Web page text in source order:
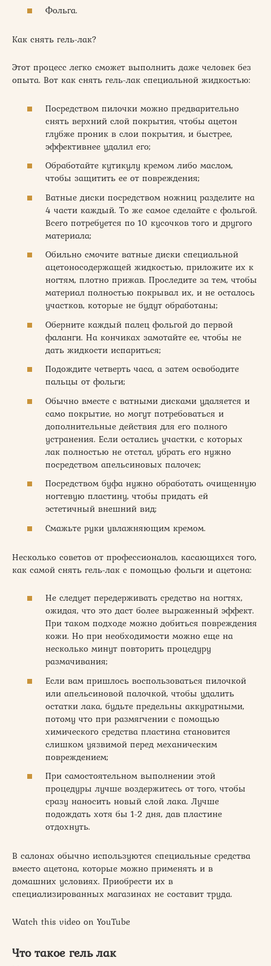
Фольга.
Как снять гель-лак?
Этот процесс легко сможет выполнить даже человек без
опыта. Вот как снять гель-лак специальной жидкостью:
Посредством пилочки можно предварительно
снять верхний слой покрытия, чтобы ацетон
глубже проник в слои покрытия, и быстрее,
эффективнее удалил его;
Обработайте кутикулу кремом либо маслом,
чтобы защитить ее от повреждения;
Ватные диски посредством ножниц разделите на
4 части каждый. То же самое сделайте с фольгой.
Всего потребуется по 10 кусочков того и другого
материала;
Обильно смочите ватные диски специальной
ацетоносодержащей жидкостью, приложите их к
ногтям, плотно прижав. Проследите за тем, чтобы
материал полностью покрывал их, и не осталось
участков, которые не будут обработаны;
Оберните каждый палец фольгой до первой
фаланги. На кончиках замотайте ее, чтобы не
дать жидкости испариться;
Подождите четверть часа, а затем освободите
пальцы от фольги;
Обычно вместе с ватными дисками удаляется и
само покрытие, но могут потребоваться и
дополнительные действия для его полного
устранения. Если остались участки, с которых
лак полностью не отстал, убрать его нужно
посредством апельсиновых палочек;
Посредством буфа нужно обработать очищенную
ногтевую пластину, чтобы придать ей
эстетичный внешний вид;
Смажьте руки увлажняющим кремом.
Несколько советов от профессионалов, касающихся того,
как самой снять гель-лак с помощью фольги и ацетона:
Не следует передерживать средство на ногтях,
ожидая, что это даст более выраженный эффект.
При таком подходе можно добиться повреждения
кожи. Но при необходимости можно еще на
несколько минут повторить процедуру
размачивания;
Если вам пришлось воспользоваться пилочкой
или апельсиновой палочкой, чтобы удалить
остатки лака, будьте предельны аккуратными,
потому что при размягчении с помощью
химического средства пластина становится
слишком уязвимой перед механическим
повреждением;
При самостоятельном выполнении этой
процедуры лучше воздержитесь от того, чтобы
сразу наносить новый слой лака. Лучше
подождать хотя бы 1-2 дня, дав пластине
отдохнуть.
В салонах обычно используются специальные средства
вместо ацетона, которые можно применять и в
домашних условиях. Приобрести их в
специализированных магазинах не составит труда.
Watch this video on YouTube
Что такое гель лак